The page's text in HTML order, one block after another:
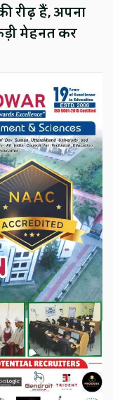
रीढ़ हैं, अपना
मेहनत कर